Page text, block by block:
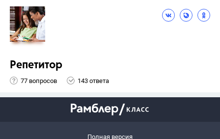
Репетитор
77 вопросов 143 ответа
Полная версия